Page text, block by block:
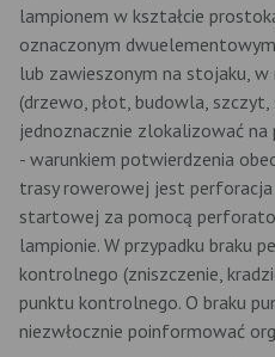
lampionem w kształcie
oznaczonym
lub zawieszonym na stojaku,
(drzewo, płot, budowla, szczyt,
jednoznacznie zlokalizować
- warunkiem potwierdzenia
trasy rowerowej jest
startowej za pomocą
lampionie. W przypadku braku
kontrolnego (zniszczenie,
punktu kontrolnego. O braku
niezwłocznie poinformować